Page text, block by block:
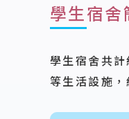
學生宿舍
學生宿舍共
等生活設施